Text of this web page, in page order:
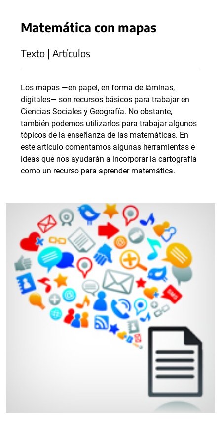
Matemática con mapas
Texto | Artículos
Los mapas —en papel, en forma de láminas,
digitales— son recursos básicos para trabajar en
Ciencias Sociales y Geografía. No obstante,
también podemos utilizarlos para trabajar algunos
tópicos de la enseñanza de las matemáticas. En
este artículo comentamos algunas herramientas e
ideas que nos ayudarán a incorporar la cartografía
como un recurso para aprender matemática.